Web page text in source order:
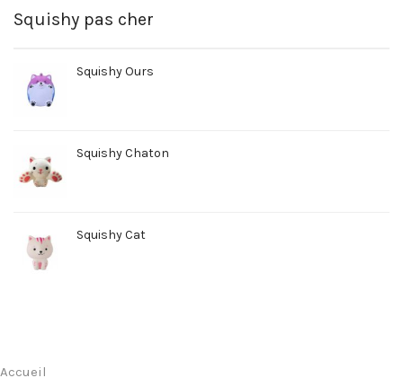
Squishy pas cher
Squishy Ours
Squishy Chaton
Squishy Cat
Accueil